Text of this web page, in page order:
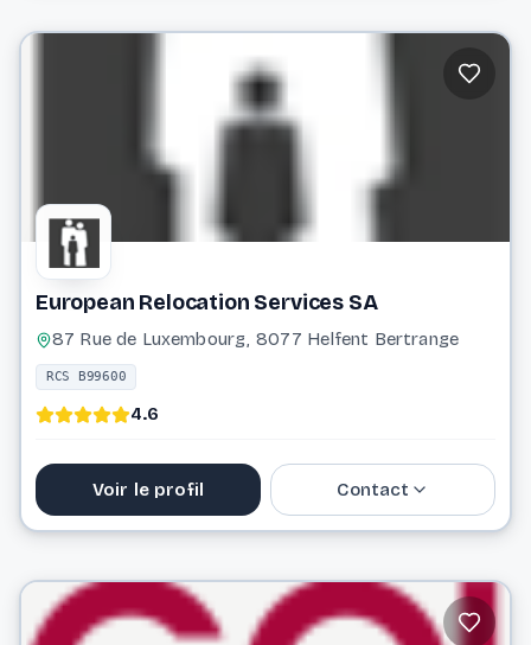
info@demenagements-faber.lu
European Relocation Services SA
87 Rue de Luxembourg, 8077 Helfent Bertrange
RCS B99600
4.6
Voir le profil Contact
info@erslux.lu